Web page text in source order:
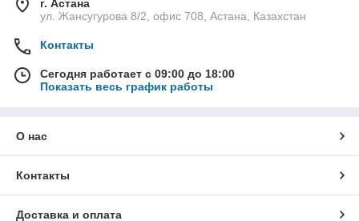
г. Астана
ул. Жансугурова 8/2, офис 708, Астана, Казахстан
Контакты
Сегодня работает с 09:00 до 18:00
Показать весь график работы
О нас
Контакты
Доставка и оплата